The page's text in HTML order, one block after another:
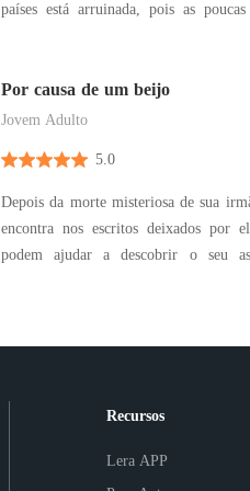
países está arruinada, pois as poucas
uma doença extremamente
muitos seres humano
Por causa de um beijo
Jovem Adulto
5.0
Depois da morte misteriosa de sua
encontra nos escritos deixados por
podem ajudar a descobrir o seu
Recursos
Lera APP